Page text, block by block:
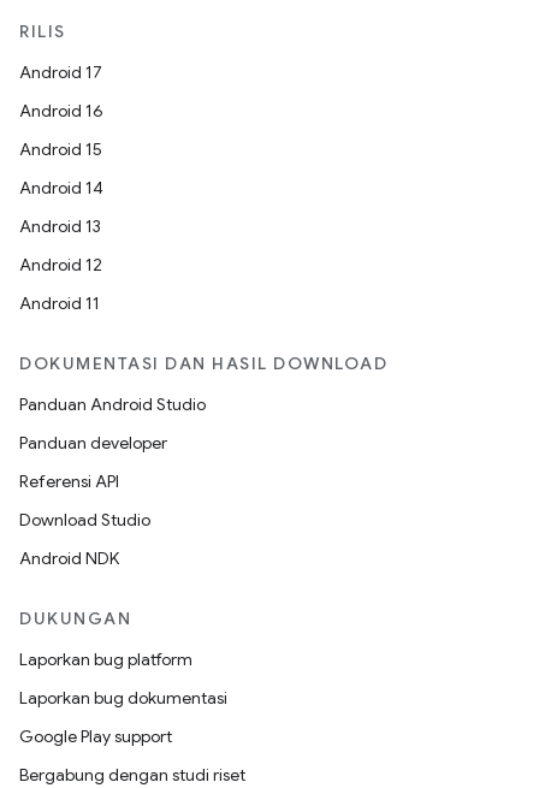
RILIS
Android 17
Android 16
Android 15
Android 14
Android 13
Android 12
Android 11
DOKUMENTASI DAN HASIL DOWNLOAD
Panduan Android Studio
Panduan developer
Referensi API
Download Studio
Android NDK
DUKUNGAN
Laporkan bug platform
Laporkan bug dokumentasi
Google Play support
Bergabung dengan studi riset